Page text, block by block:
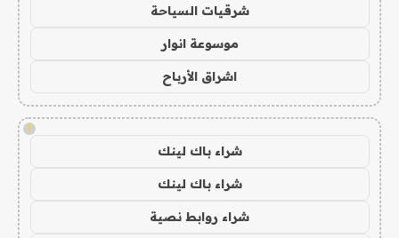
شرقيات السياحة
موسوعة انوار
اشراق الأرباح
!
شراء باك لينك
شراء باك لينك
شراء روابط نصية